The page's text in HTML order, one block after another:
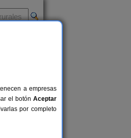
a empresas
el botón Aceptar
por completo